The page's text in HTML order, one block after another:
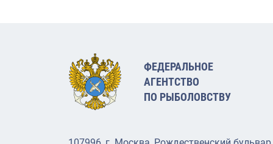
ФЕДЕРАЛЬНОЕ
АГЕНТСТВО
ПО РЫБОЛОВСТВУ